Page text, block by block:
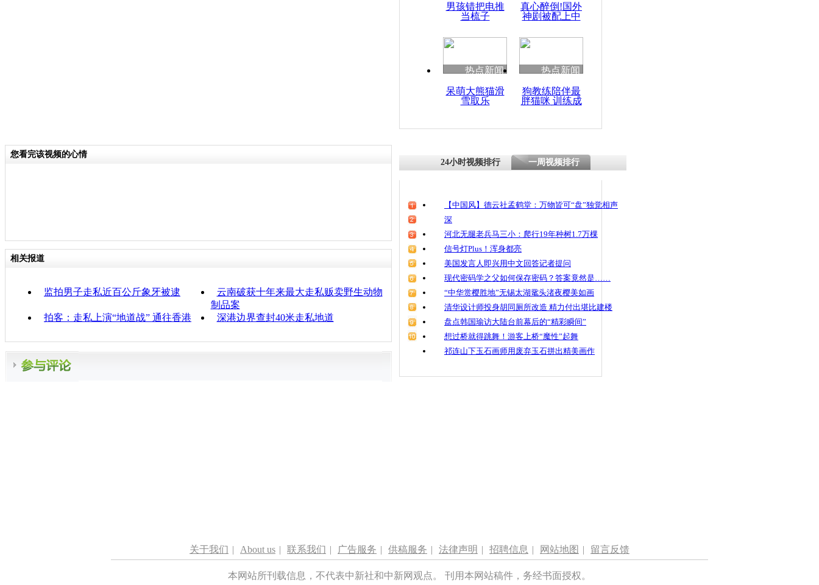
男孩错把电推
当梳子
真心醉倒!国外
神剧被配上中
热点新闻
呆萌大熊猫滑
雪取乐
热点新闻
狗教练陪伴最
胖猫咪 训练成
您看完该视频的心情
相关报道
监拍男子走私近百公斤象牙被逮
云南破获十年来最大走私贩卖野生动物
制品案
拍客：走私上演“地道战” 通往香港
深港边界查封40米走私地道
24小时视频排行 一周视频排行
【中国风】德云社孟鹤堂：万物皆可“盘”独觉相声
深
河北无腿老兵马三小：爬行19年种树1.7万棵
信号灯Plus！浑身都亮
美国发言人即兴用中文回答记者提问
现代密码学之父如何保存密码？答案竟然是……
“中华赏樱胜地”无锡太湖鼋头渚夜樱美如画
清华设计师投身胡同厕所改造 精力付出堪比建楼
盘点韩国瑜访大陆台前幕后的“精彩瞬间”
想过桥就得跳舞！游客上桥“魔性”起舞
祁连山下玉石画师用废弃玉石拼出精美画作
关于我们 | About us | 联系我们 | 广告服务 | 供稿服务 | 法律声明 | 招聘信息 | 网站地图 | 留言反馈
本网站所刊载信息，不代表中新社和中新网观点。 刊用本网站稿件，务经书面授权。